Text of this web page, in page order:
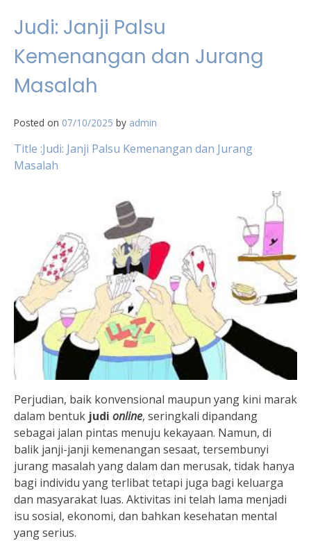
Judi: Janji Palsu
Kemenangan dan Jurang
Masalah
Posted on 07/10/2025 by admin
Title :Judi: Janji Palsu Kemenangan dan Jurang
Masalah
Perjudian, baik konvensional maupun yang kini marak
dalam bentuk judi online, seringkali dipandang
sebagai jalan pintas menuju kekayaan. Namun, di
balik janji-janji kemenangan sesaat, tersembunyi
jurang masalah yang dalam dan merusak, tidak hanya
bagi individu yang terlibat tetapi juga bagi keluarga
dan masyarakat luas. Aktivitas ini telah lama menjadi
isu sosial, ekonomi, dan bahkan kesehatan mental
yang serius.